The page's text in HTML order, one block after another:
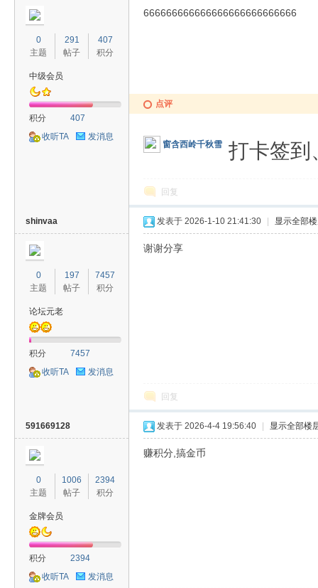
0
主题
291
帖子
407
积分
中级会员
积分
407
收听TA
发消息
666666666666666666666666666
点评
窗含西岭千秋雪 打卡签
回复
shinvaa
0
主题
197
帖子
7457
积分
论坛元老
积分
7457
收听TA
发消息
发表于 2026-1-10 21:41:30 显示全部
谢谢分享
回复
591669128
0
主题
1006
帖子
2394
积分
金牌会员
积分
2394
收听TA
发消息
发表于 2026-4-4 19:56:40 显示全部楼
赚积分,搞金币